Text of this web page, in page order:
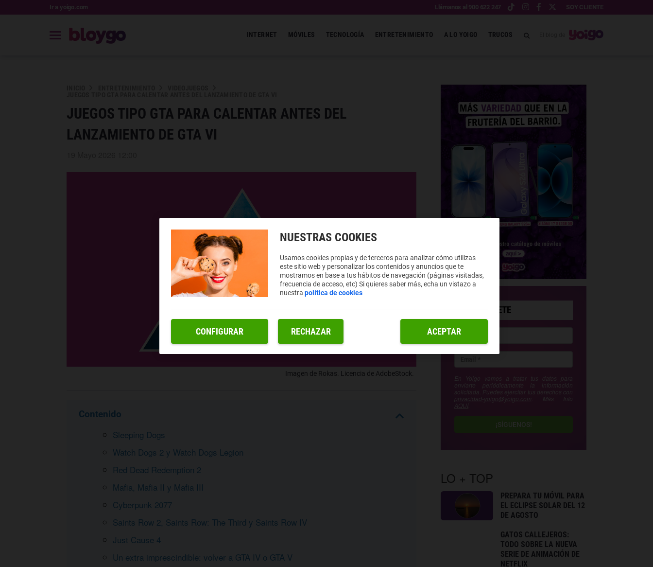
Ir a yoigo.com Llámanos al 900 622 247 SOY CLIENTE
INTERNET MÓVILES TECNOLOGÍA ENTRETENIMIENTO A LO YOIGO TRUCOS
JUEGOS TIPO GTA PARA CALENTAR ANTES DEL
LANZAMIENTO DE GTA VI
Imagen de Rokas. Licencia de AdobeStock.
Contenido
Sleeping Dogs
Watch Dogs 2 y Watch Dogs Legion
Red Dead Redemption 2
Mafia, Mafia II y Mafia III
Cyberpunk 2077
Saints Row 2, Saints Row: The Third y Saints Row IV
Just Cause 4
Un extra imprescindible: volver a GTA IV o GTA V
SUSCRÍBETE
En Yoigo vamos a tratar tus datos para
enviarte periódicamente la información
solicitada. Puedes ejercitar tus derechos con
privacidad-yoigo@yoigo.com . Más Info
AQUÍ
¡SÍGUENOS!
LO + TOP
PREPARA TU MÓVIL PARA
EL ECLIPSE SOLAR DEL 12
DE AGOSTO
GATOS CALLEJEROS:
TODO SOBRE LA NUEVA
SERIE DE ANIMACIÓN DE
NETFLIX
NUESTRAS COOKIES
Usamos cookies propias y de terceros para analizar cómo utilizas
este sitio web y personalizar los contenidos y anuncios que te
mostramos en base a tus hábitos de navegación (páginas visitadas,
frecuencia de acceso, etc) Si quieres saber más, echa un vistazo a
nuestrapolítica de cookies
RECHAZAR ACEPTAR
CONFIGURAR